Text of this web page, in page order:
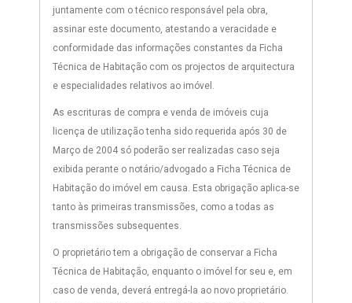
juntamente com o técnico responsável pela obra,
assinar este documento, atestando a veracidade e
conformidade das informações constantes da Ficha
Técnica de Habitação com os projectos de arquitectura
e especialidades relativos ao imóvel.
As escrituras de compra e venda de imóveis cuja
licença de utilização tenha sido requerida após 30 de
Março de 2004 só poderão ser realizadas caso seja
exibida perante o notário/advogado a Ficha Técnica de
Habitação do imóvel em causa. Esta obrigação aplica-se
tanto às primeiras transmissões, como a todas as
transmissões subsequentes.
O proprietário tem a obrigação de conservar a Ficha
Técnica de Habitação, enquanto o imóvel for seu e, em
caso de venda, deverá entregá-la ao novo proprietário.